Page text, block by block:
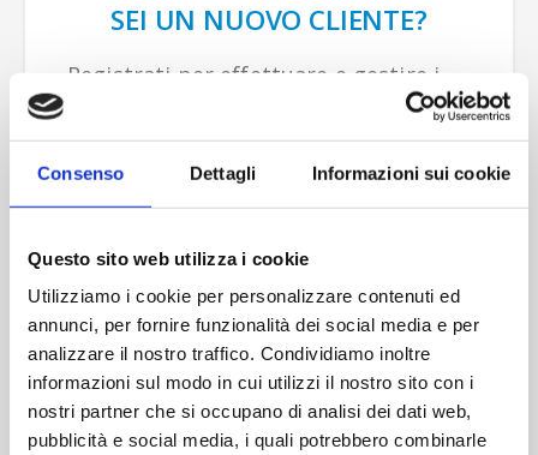
Consenso Dettagli Informazioni sui cookie
Questo sito web utilizza i cookie
Utilizziamo i cookie per personalizzare contenuti ed
annunci, per fornire funzionalità dei social media e per
analizzare il nostro traffico. Condividiamo inoltre
informazioni sul modo in cui utilizzi il nostro sito con i
nostri partner che si occupano di analisi dei dati web,
pubblicità e social media, i quali potrebbero combinarle
SEI UN NUOVO CLIENTE?
Registrati per effettuare e gestire i
oppure